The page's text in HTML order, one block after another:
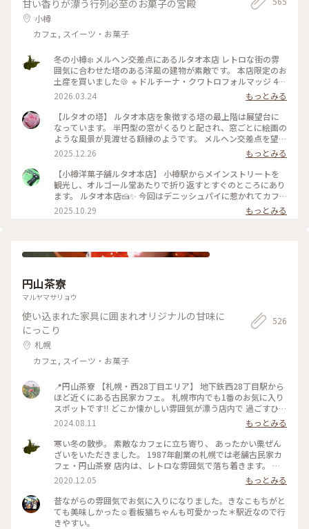
甘い香りが漂う行列必至のお菓子の宮殿
小樽
カフェ, スイーツ・お菓子
冬の小樽❄️ メルヘン交差点にあるルタオ本店 レトロな街の雰
囲気に合わせた塔のある洋風の建物が素敵です。 本店限定のお
土産を買いました🍪 🔹ドルチーナ・クワトロフォルマッジ 4種
のチーズとはちみつを練り込んだ生地に つぶつぶチーズを閉
じ込めたザクザク食感のクッキー 🔹ルボンフィナンシェ コク
のあるバターの風味にバニラの香り、焼き立てならではのサク
ッとした食感がとっても美味しい 2024年秋にオープンした運
河プラザ店（4枚目） ルタオ初のバーやカフェも併設されてい
2025.1.27撮影 #ことりっぷ北海道 #小樽 #レトロな街 #冬の北
海道 #雪の散策路 #限定スイーツ #おみやげ図鑑 #ルタオ #おや
つ時間
2026.03.24
もっとみる
【ルタオの塔】 ルタオ本店を象徴する塔の最上階は展望台に
なっています。 半円型の窓がくるりと配され、窓ごとに絵画の
ような風景が見渡せる額縁のようです。 メルヘン交差点を望む
窓からはノスタルジックな光景、小樽の山なみ、そして海。一
周でいろんな小樽の風景を楽しむ贅沢。 私のお気に入りは、
海が見える窓。 小樽の青い海と青い空が思い出になりまし
た。 展望台への螺旋階段も素敵。壁を飾るのは、ルタオの歴
史を物語るフォトやイラストでした。 誰でも自由に立ち寄れ
る、というのもうれしいですね♪ 1Fには見たこと聞いたこと
食べたことのあるルタオスイーツが並ぶショップ。 2Fには、
2025.12.26
もっとみる
【小樽洋菓子舗ルタオ本店】 小樽駅からメインストリートを
観光し、オルゴール堂あたりで折り返すとすぐのところにあり
ます。 ルタオ本店🍰✨ 今回はデニッシュパイに惹かれてカフ
ェ利用☕️ 冷めてもパリパリなデニッシュパイ、アップルパイは
思ったよりあっさりとしていて重くなく軽々食べられます🍎🍏
ドリンクもコーヒーだけでなく美瑛の牛乳やショコラミルク、
した。 １つからテイクアウトも可能なので食べ歩きに良さそ
う。 #北海道グルメ #小樽グルメ #小樽カフェ #小樽といった
張メロンソーダ #人気店 #パイ
2025.10.29 もっとみる
円山茶寮
マルヤマサリョウ
使い込まれた家具に囲まれオリジナルの甘味に
にっこり
札幌
カフェ, スイーツ・お菓子
526
📍円山茶寮 【札幌・西28丁目エリア】 地下鉄西28丁目駅から
ほど近くにある古民家カフェ。 札幌市内でも1番のお気に入り
スポットです‼︎ どこか懐かしい雰囲気が漂う店内で 過ごすひと
ときが大好きです☺️ 夏は風鈴の音を聴きながら美味しい 甘味
とお茶をいただくのが至高です🎐 札幌を訪れると必ず立ち寄
りたくなる場所です‼︎
2024.08.11
もっとみる
寒い冬の散歩。 素敵なカフェに立ち寄り、 あったかい栗ぜん
ざいをいただきました。 1987年創業の札幌では老舗古民家カ
フェ・円山茶寮 店内は、レトロな雰囲気で落ち着きます。 ぽ
ってりとしたぜんざいは、お椀にたっぷり。 甘さ控えめなの
で、箸休めのお漬物と一緒に 最後まで美味しく頂きました😊
人気のいちごぜんざいや抹茶ぜんざい、鍋焼きうどんなどお食
事も気になりました。 またのお楽しみに❣️ #ことりっぷ北海道
#冬を味わう #札幌 #古民家カフェ #ぜんざい #レトロ
2020.12.05
もっとみる
昔ながらの雰囲気でお気に入りになりました。きなこもちがと
ても美味しかった☺︎看板猫ちゃんも可愛かった＊駅近なので行
きやすい。